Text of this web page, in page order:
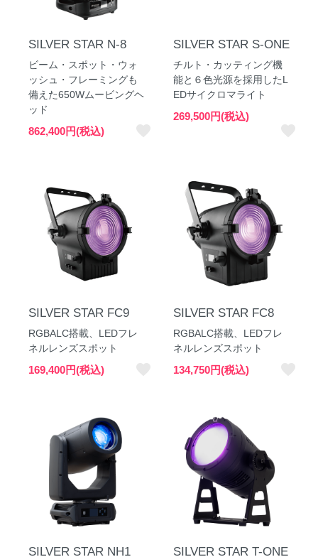
SILVER STAR N-8
ビーム・スポット・ウォ
ッシュ・フレーミングも
備えた650Wムービングヘ
ッド
862,400円(税込)
SILVER STAR S-ONE
チルト・カッティング機
能と６色光源を採用したL
EDサイクロマライト
269,500円(税込)
SILVER STAR FC9
RGBALC搭載、LEDフレ
ネルレンズスポット
169,400円(税込)
SILVER STAR FC8
RGBALC搭載、LEDフレ
ネルレンズスポット
134,750円(税込)
SILVER STAR NH1 SILVER STAR T-ONE